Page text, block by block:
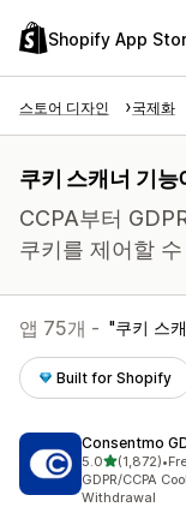
Shopify App
스토어 디자인 국제화
쿠키 스캐너 기능
CCPA부터
쿠키를 제어할
앱 75개 - 쿠키 스
Built for Shopify
Consentmo
5.0별 5개 중
(1,872)
총 리뷰 1872개
•
GDPR/CCPA
Withdrawal